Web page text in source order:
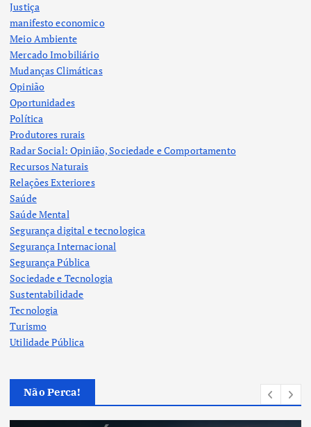
Justiça
manifesto economico
Meio Ambiente
Mercado Imobiliário
Mudanças Climáticas
Opinião
Oportunidades
Política
Produtores rurais
Radar Social: Opinião, Sociedade e Comportamento
Recursos Naturais
Relações Exteriores
Saúde
Saúde Mental
Segurança digital e tecnologica
Segurança Internacional
Segurança Pública
Sociedade e Tecnologia
Sustentabilidade
Tecnologia
Turismo
Utilidade Pública
Não Perca!